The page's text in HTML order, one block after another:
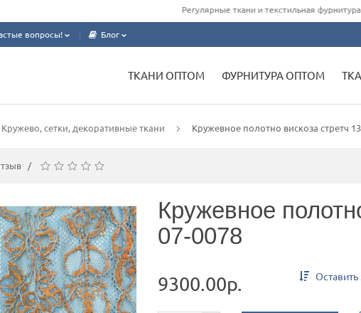
Регулярные ткани и текстильная фурнитура
вопросы! Блог
ТКАНИ ОПТОМ ФУРНИТУРА ОПТОМ
Кружево, сетки, декоративные ткани Кружевное полотно вискоза стретч
/
Кружевное
07-0078
9300.00р.